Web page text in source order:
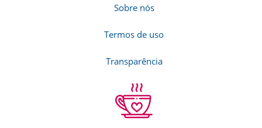
Sobre nós
Termos de uso
Transparência